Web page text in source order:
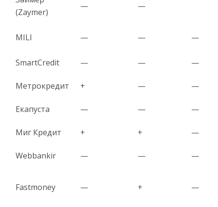
(Zaymer)
— —
MILI — — —
SmartCredit — — —
Метрокредит + — —
Екапуста — — —
Миг Кредит + + —
Webbankir — — —
Fastmoney — + —